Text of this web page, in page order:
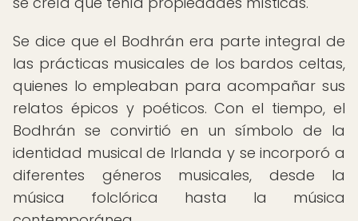
Se dice que el Bodhrán era parte integral de
las prácticas musicales de los bardos celtas,
quienes lo empleaban para acompañar sus
relatos épicos y poéticos. Con el tiempo, el
Bodhrán se convirtió en un símbolo de la
identidad musical de Irlanda y se incorporó a
diferentes géneros musicales, desde la
música folclórica hasta la música